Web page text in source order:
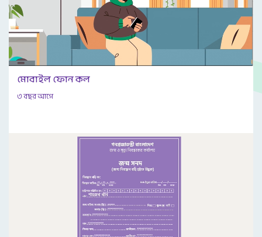
মোবাইল ফোন কল
৩ বছর আগে